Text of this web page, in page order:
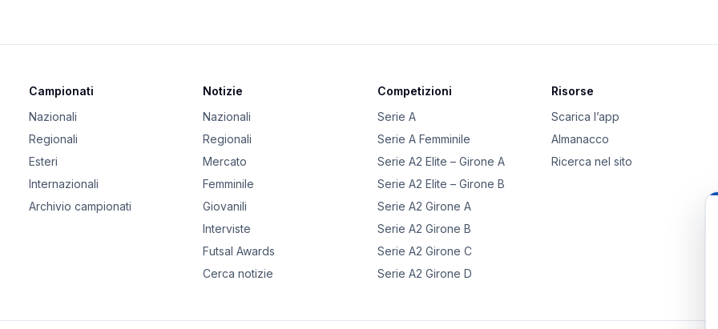
Campionati
Nazionali
Regionali
Esteri
Internazionali
Archivio campionati
Notizie
Nazionali
Regionali
Mercato
Femminile
Giovanili
Interviste
Futsal Awards
Cerca notizie
Competizioni
Serie A
Serie A Femminile
Serie A2 Elite – Girone A
Serie A2 Elite – Girone B
Serie A2 Girone A
Serie A2 Girone B
Serie A2 Girone C
Serie A2 Girone D
Risorse
Scarica l’app
Almanacco
Ricerca nel sito